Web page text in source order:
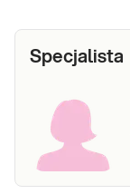
Specjalista